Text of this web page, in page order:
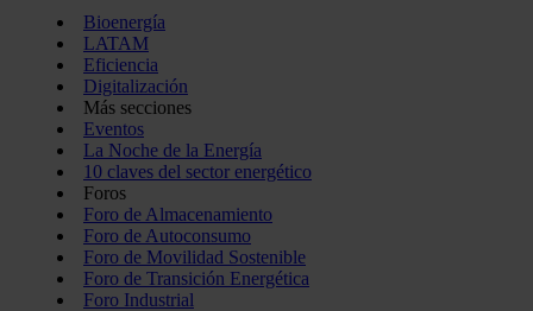
Bioenergía
LATAM
Eficiencia
Digitalización
Más secciones
Eventos
La Noche de la Energía
10 claves del sector energético
Foros
Foro de Almacenamiento
Foro de Autoconsumo
Foro de Movilidad Sostenible
Foro de Transición Energética
Foro Industrial